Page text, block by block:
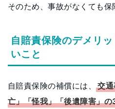
そのため、事故がなくても保
自賠責保険のデメリ
いこと
自賠責保険の補償には、交
亡」「怪我」「後遺障害」